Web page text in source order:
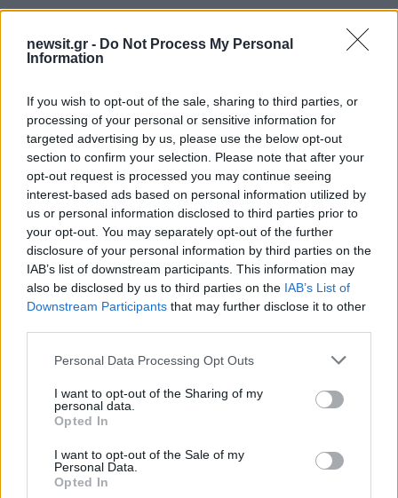
newsit.gr - Do Not Process My Personal
Information
If you wish to opt-out of the sale, sharing to third parties, or
processing of your personal or sensitive information for
targeted advertising by us, please use the below opt-out
section to confirm your selection. Please note that after your
opt-out request is processed you may continue seeing
interest-based ads based on personal information utilized by
us or personal information disclosed to third parties prior to
your opt-out. You may separately opt-out of the further
disclosure of your personal information by third parties on the
IAB’s list of downstream participants. This information may
also be disclosed by us to third parties on the IAB’s List of
Downstream Participants that may further disclose it to other
Please note that this website/app uses one or more Google
not limited to your visit or usage behaviour. You may click to
grant or deny consent to Google and its third-party tags to
use your data for below specified purposes in below Google
consent section.
Personal Data Processing Opt Outs
I want to opt-out of the Sharing of my
personal data.
Opted In
I want to opt-out of the Sale of my
Personal Data.
Opted In
Σχόλια
Αν τα χάσατε
Η τελευταία συνέντευξη
του Δημήτρη
για Λιάγκα, Μαλέσκου και
Δημητρακόπουλος:
βόλτα τους στα